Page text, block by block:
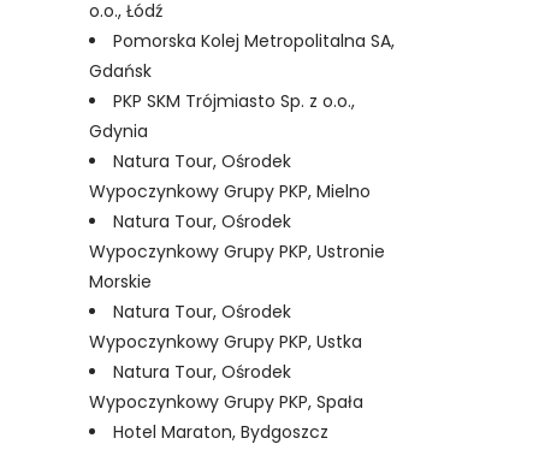
o.o., Łódź
Pomorska Kolej Metropolitalna SA,
Gdańsk
PKP SKM Trójmiasto Sp. z o.o.,
Gdynia
Natura Tour, Ośrodek
Wypoczynkowy Grupy PKP, Mielno
Natura Tour, Ośrodek
Wypoczynkowy Grupy PKP, Ustronie
Morskie
Natura Tour, Ośrodek
Wypoczynkowy Grupy PKP, Ustka
Natura Tour, Ośrodek
Wypoczynkowy Grupy PKP, Spała
Hotel Maraton, Bydgoszcz